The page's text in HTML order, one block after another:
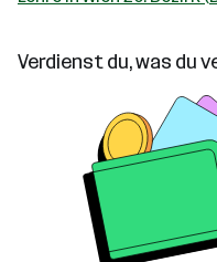
Verdienst du, was du